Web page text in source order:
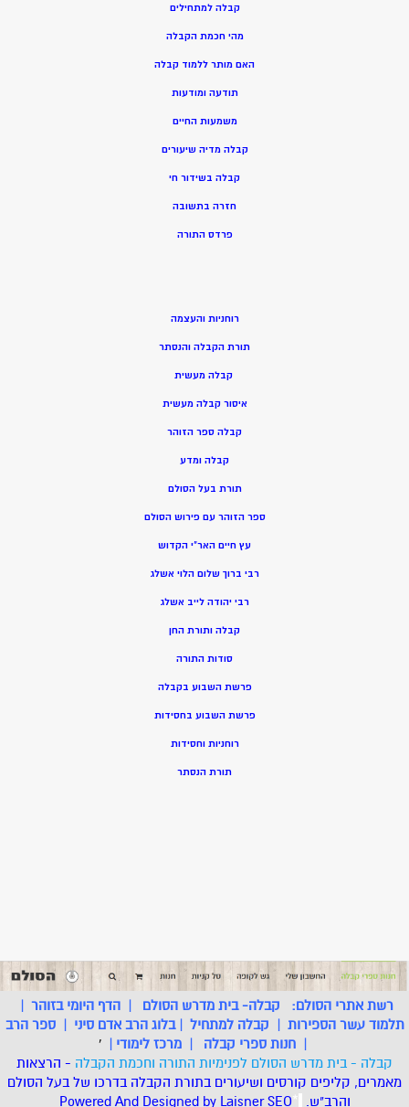
קבלה למתחילים
מהי חכמת הקבלה
האם מותר ללמוד קבלה
תודעה ומודעות
משמעות החיים
קבלה מדיה שיעורים
קבלה בשידור חי
חזרה בתשובה
פרדס התורה
רוחניות והעצמה
תורת הקבלה והנסתר
קבלה מעשית
איסור קבלה מעשית
קבלה ספר הזוהר
קבלה ומדע
תורת בעל הסולם
ספר הזוהר עם פירוש הסולם
עץ חיים האר”י הקדוש
רבי ברוך שלום הלוי אשלג
רבי יהודה לייב אשלג
קבלה ותורת החן
סודות התורה
פרשת השבוע בקבלה
פרשת השבוע בחסידות
רוחניות וחסידות
תורת הנסתר
רשת אתרי הסולם: קבלה- בית מדרש הסולם |הדף היומי בזוהר |
תלמוד עשר הספירות | קבלה למתחיל |בלוג הרב אדם סיני |ספר הרב
| חנות ספרי קבלה | מרכז לימודי |
'
קבלה - בית מדרש הסולם לפנימיות התורה וחכמת הקבלה - הרצאות
מאמרים, קליפים קורסים ושיעורים בתורת הקבלה בדרכו של בעל הסולם
והרב"ש.
*
Powered And Designed by LaisnerSEO